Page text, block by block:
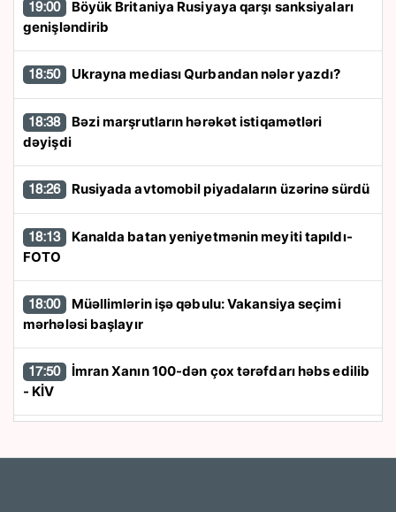
19:00
genişləndirib
18:50 Ukrayna mediası Qurbandan nələr yazdı?
18:38
dəyişdi
18:26 Rusiyada avtomobil piyadaların üzərinə sürdü
18:13
FOTO
18:00
mərhələsi başlayır
17:50
- KİV
forma satdı